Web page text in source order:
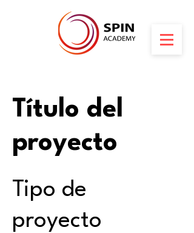
Título del
proyecto
Tipo de
proyecto